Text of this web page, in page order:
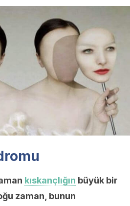
kıskançlığın büyük bir
zaman, bunun